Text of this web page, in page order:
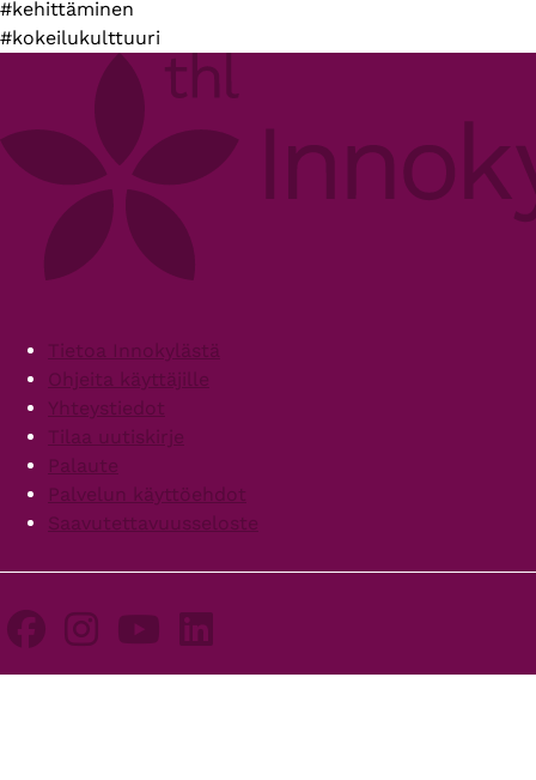
#kehittäminen
#kokeilukulttuuri
FooterTietoa Innokylästä
Ohjeita käyttäjille
Yhteystiedot
Tilaa uutiskirje
Palaute
Palvelun käyttöehdot
Saavutettavuusseloste